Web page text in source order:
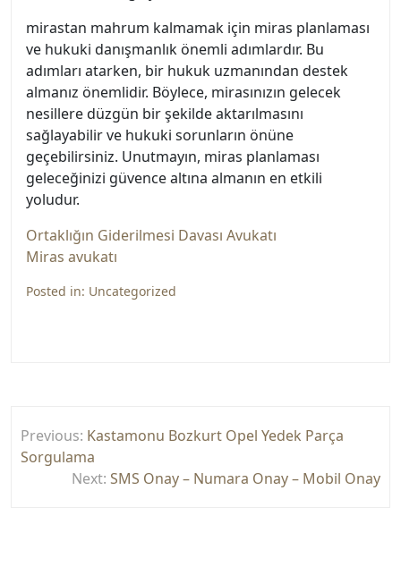
mirastan mahrum kalmamak için miras planlaması
ve hukuki danışmanlık önemli adımlardır. Bu
adımları atarken, bir hukuk uzmanından destek
almanız önemlidir. Böylece, mirasınızın gelecek
nesillere düzgün bir şekilde aktarılmasını
sağlayabilir ve hukuki sorunların önüne
geçebilirsiniz. Unutmayın, miras planlaması
geleceğinizi güvence altına almanın en etkili
yoludur.
Ortaklığın Giderilmesi Davası Avukatı
Miras avukatı
Posted in: Uncategorized
gezinmesi
Previous: Kastamonu Bozkurt Opel Yedek Parça
Sorgulama
Next: SMS Onay – Numara Onay – Mobil Onay